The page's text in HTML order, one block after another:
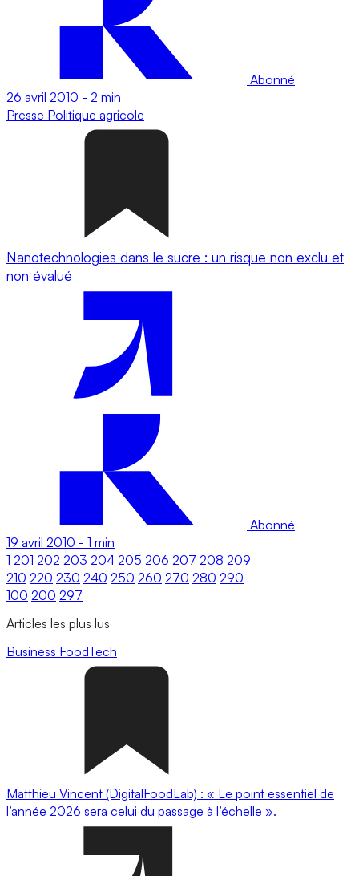
Abonné
26 avril 2010 - 2 min
Presse Politique agricole
Nanotechnologies dans le sucre : un risque non exclu et
non évalué
Abonné
19 avril 2010 - 1 min
1 201 202 203 204 205 206 207 208 209
210 220 230 240 250 260 270 280 290
100 200 297
Articles les plus lus
Business FoodTech
Matthieu Vincent (DigitalFoodLab) : « Le point essentiel de
l’année 2026 sera celui du passage à l’échelle ».